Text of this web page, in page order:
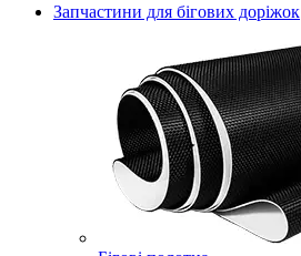
Запчастини для бігових доріжок